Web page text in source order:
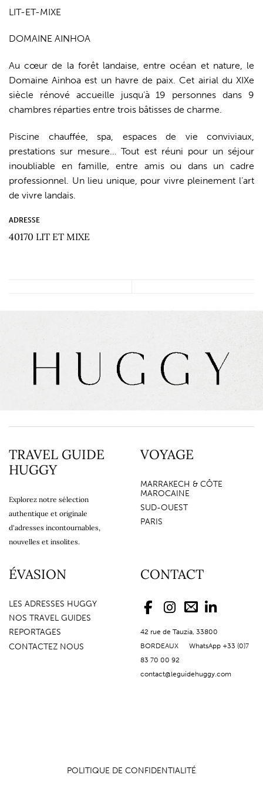
LIT-ET-MIXE
DOMAINE AINHOA
Au cœur de la forêt landaise, entre océan et nature, le
Domaine Ainhoa est un havre de paix. Cet airial du XIXe
siècle rénové accueille jusqu’à 19 personnes dans 9
chambres réparties entre trois bâtisses de charme.
Piscine chauffée, spa, espaces de vie conviviaux,
prestations sur mesure… Tout est réuni pour un séjour
inoubliable en famille, entre amis ou dans un cadre
professionnel. Un lieu unique, pour vivre pleinement l’art
de vivre landais.
ADRESSE
40170 LIT ET MIXE
TRAVEL GUIDE
HUGGY
Explorez notre sélection
authentique et originale
d'adresses incontournables,
nouvelles et insolites.
VOYAGE
MARRAKECH & CÔTE
MAROCAINE
SUD-OUEST
PARIS
ÉVASION
LES ADRESSES HUGGY
NOS TRAVEL GUIDES
REPORTAGES
CONTACTEZ NOUS
CONTACT
42 rue de Tauzia, 33800
BORDEAUX WhatsApp +33 (0)7
83 70 00 92
contact@leguidehuggy.com
POLITIQUE DE CONFIDENTIALITÉ